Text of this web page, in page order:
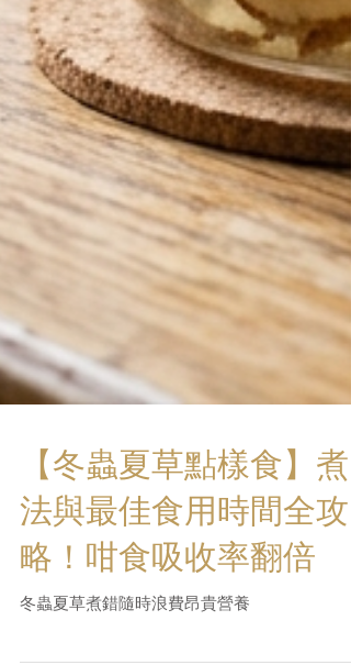
【冬蟲夏草點樣食】煮
法與最佳食用時間全攻
略！咁食吸收率翻倍